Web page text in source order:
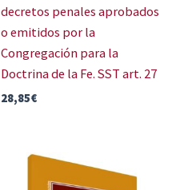
decretos penales aprobados
o emitidos por la
Congregación para la
Doctrina de la Fe. SST art. 27
28,85€